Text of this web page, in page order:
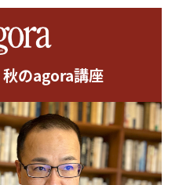
のagora講座